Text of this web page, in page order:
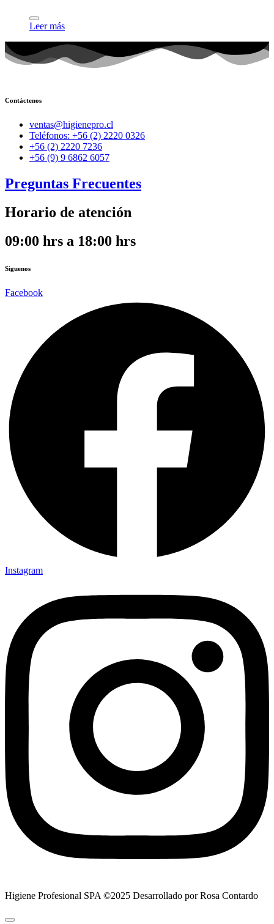
Leer más
Contáctenos
ventas@higienepro.cl
Teléfonos: +56 (2) 2220 0326
+56 (2) 2220 7236
+56 (9) 9 6862 6057
Preguntas Frecuentes
Horario de atención
09:00 hrs a 18:00 hrs
Siguenos
Facebook
Instagram
Higiene Profesional SPA ©2025 Desarrollado por Rosa Contardo